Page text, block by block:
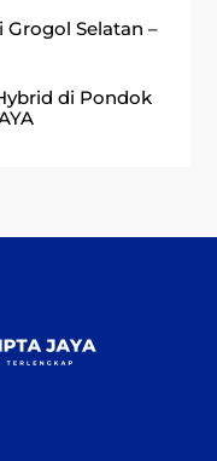
Grogol Selatan –
di Pondok